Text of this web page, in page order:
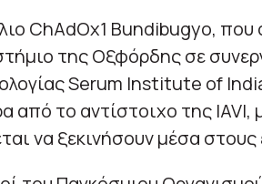
ChAdOx1 Bundibugyo,
της Οξφόρδης σε
Serum Institute of
από το αντίστοιχο της IAVI,
να ξεκινήσουν μέσα